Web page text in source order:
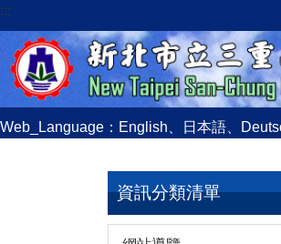
跳
到
主
要
容
:::
Web_Language： English 日本語
資訊分類清單